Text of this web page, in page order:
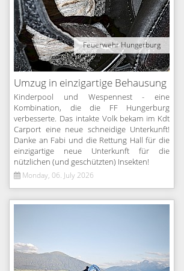
Feuerwehr Hungerburg
Umzug in einzigartige Behausung
Kinderpool und Wespennest - eine
Kombination, die die FF Hungerburg
verbesserte. Das intakte Volk bekam im Kdt
Carport eine neue schneidige Unterkunft!
Danke an Fabi und die Rettung Hall für die
einzigartige neue Unterkunft für die
nützlichen (und geschützten) Insekten!
Monday, 06. July 2026